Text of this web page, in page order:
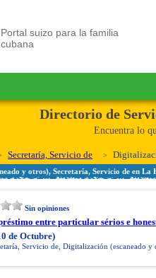
Portal suizo para la familia
cubana
Directorio de
Encuentra lo
Secretaría, Servicio de
y otros), Secretaría, Servicio de en La
Sin opiniones
entre particular sérios e
de Octubre)
Servicio de, Digitalización (escaneado y